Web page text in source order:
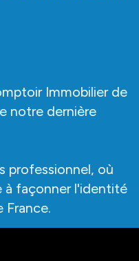
Immobilier de
notre dernière
professionnel, où
à façonner l'identité
France.